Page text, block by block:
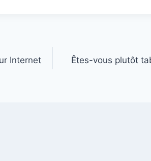
Internet
Êtes-vous plutôt